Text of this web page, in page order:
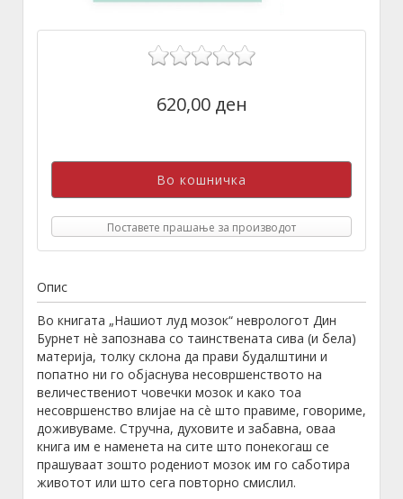
620,00 ден
Поставете прашање за производот
Опис
Во книгата „Нашиот луд мозок“ неврологот Дин
Бурнет нè запознава со таинствената сива (и бела)
материја, толку склона да прави будалштини и
попатно ни го објаснува несовршенството на
величествениот човечки мозок и како тоа
несовршенство влијае на сè што правиме, говориме,
доживуваме. Стручна, духовите и забавна, оваа
книга им е наменета на сите што понекогаш се
прашуваат зошто родениот мозок им го саботира
животот или што сега повторно смислил.